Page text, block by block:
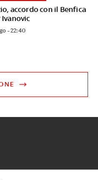
accordo con il Benfica
Ivanovic
- 22:40